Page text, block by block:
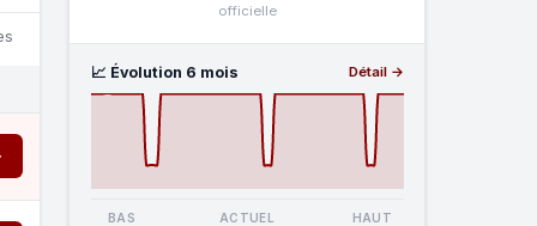
officielle
📈 Évolution 6 mois Détail →
BAS ACTUEL HAUT